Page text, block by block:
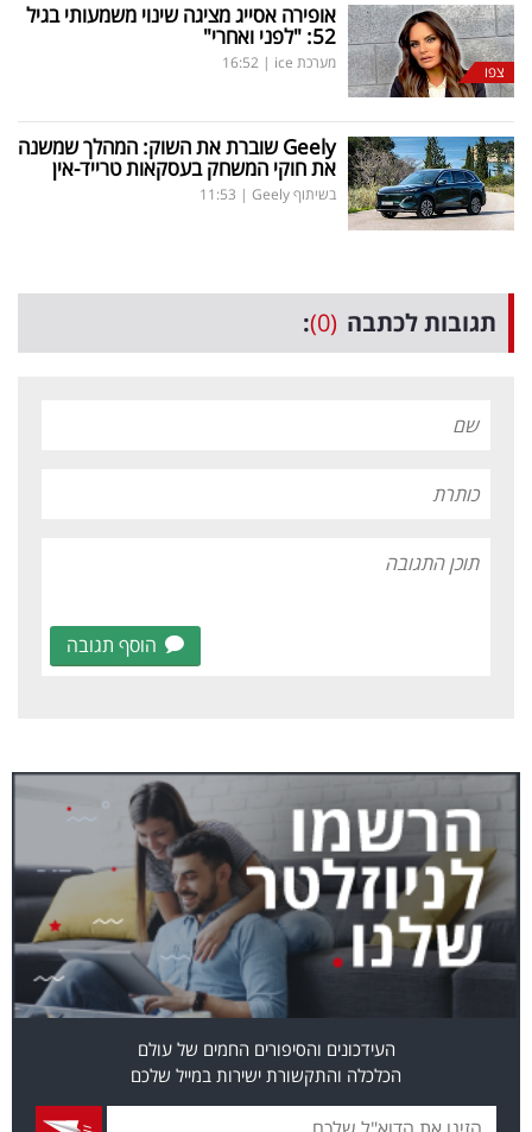
צפו
אופירה אסייג מציגה שינוי משמעותי בגיל
52: "לפני ואחרי"
מערכת ice |
16:52
Geelyשוברת את השוק: המהלך שמשנה
את חוקי המשחק בעסקאות טרייד-אין
בשיתוף Geely |
11:53
תגובות לכתבה (0)
:
הוסף תגובה
העידכונים והסיפורים החמים של עולם
הכלכלה והתקשורת ישירות במייל שלכם